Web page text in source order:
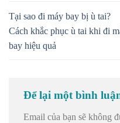
Tại sao đi máy bay bị ù tai?
Cách khắc phục ù tai khi đi
bay hiệu quả
Để lại một bình
Email của bạn sẽ không